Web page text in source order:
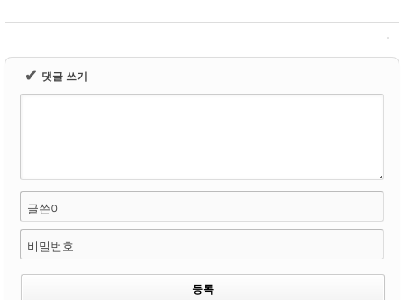
✔ 댓글 쓰기
글쓴이
비밀번호